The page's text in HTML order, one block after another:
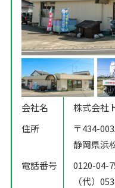
会社名
株式会社
住所
〒434-
静岡県浜
電話番号
0120-04-
（代）